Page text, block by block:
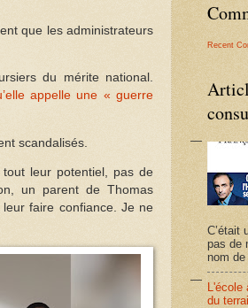
que les administrateurs
du mérite national.
appelle une « guerre
scandalisés.
leur potentiel, pas de
un parent de Thomas
faire confiance. Je ne
Recent
C’était
pas de
nom de
L'école
du